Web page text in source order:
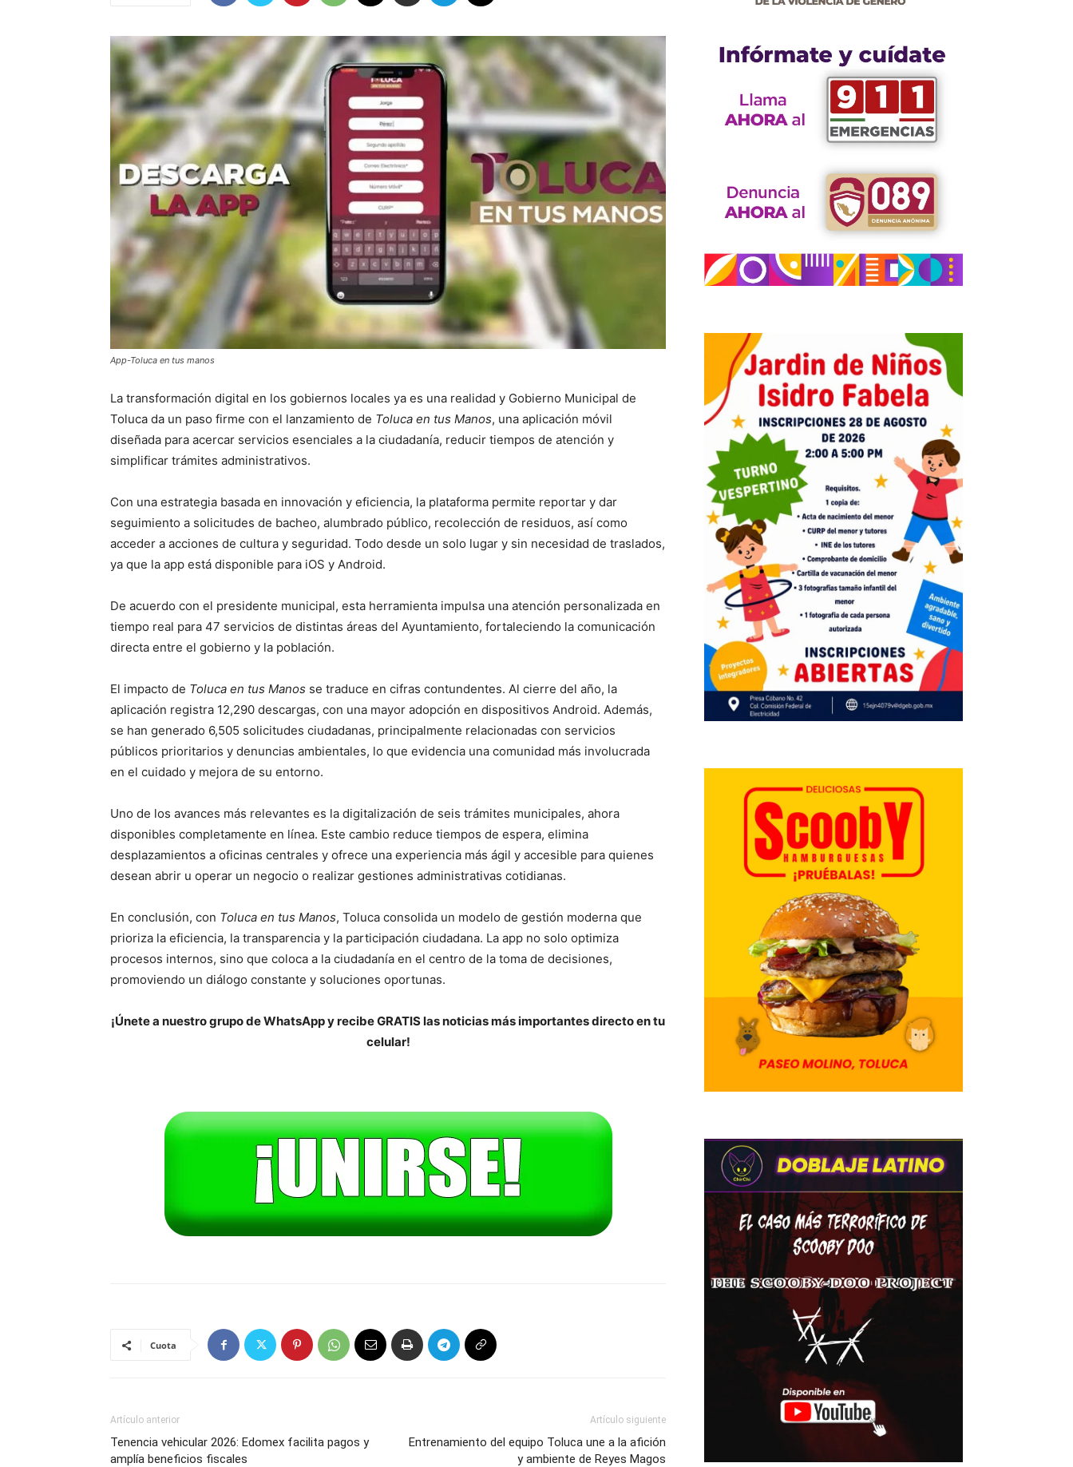
App-Toluca en tus manos
La transformación digital en los gobiernos locales ya es una realidad y Gobierno Municipal de
Toluca da un paso firme con el lanzamiento de Toluca en tus Manos, una aplicación móvil
diseñada para acercar servicios esenciales a la ciudadanía, reducir tiempos de atención y
simplificar trámites administrativos.
Con una estrategia basada en innovación y eficiencia, la plataforma permite reportar y dar
seguimiento a solicitudes de bacheo, alumbrado público, recolección de residuos, así como
acceder a acciones de cultura y seguridad. Todo desde un solo lugar y sin necesidad de traslados,
ya que la app está disponible para iOS y Android.
De acuerdo con el presidente municipal, esta herramienta impulsa una atención personalizada en
tiempo real para 47 servicios de distintas áreas del Ayuntamiento, fortaleciendo la comunicación
directa entre el gobierno y la población.
El impacto de Toluca en tus Manos se traduce en cifras contundentes. Al cierre del año, la
aplicación registra 12,290 descargas, con una mayor adopción en dispositivos Android. Además,
se han generado 6,505 solicitudes ciudadanas, principalmente relacionadas con servicios
públicos prioritarios y denuncias ambientales, lo que evidencia una comunidad más involucrada
en el cuidado y mejora de su entorno.
Uno de los avances más relevantes es la digitalización de seis trámites municipales, ahora
disponibles completamente en línea. Este cambio reduce tiempos de espera, elimina
desplazamientos a oficinas centrales y ofrece una experiencia más ágil y accesible para quienes
desean abrir u operar un negocio o realizar gestiones administrativas cotidianas.
En conclusión, con Toluca en tus Manos, Toluca consolida un modelo de gestión moderna que
prioriza la eficiencia, la transparencia y la participación ciudadana. La app no solo optimiza
procesos internos, sino que coloca a la ciudadanía en el centro de la toma de decisiones,
promoviendo un diálogo constante y soluciones oportunas.
¡Únete a nuestro grupo de WhatsApp y recibe GRATIS las noticias más importantes directo en tu
celular!
Cuota
Artículo anterior
Tenencia vehicular 2026: Edomex facilita pagos y
amplía beneficios fiscales
Artículo siguiente
Entrenamiento del equipo Toluca une a la afición
y ambiente de Reyes Magos